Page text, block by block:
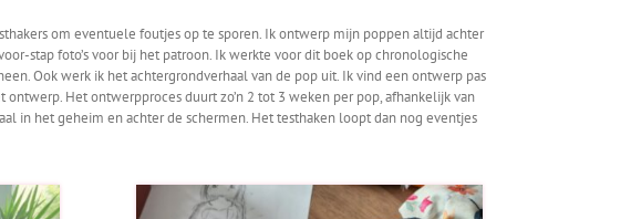
om eventuele foutjes op te sporen. Ik ontwerp mijn poppen altijd achter
stap foto’s voor bij het patroon. Ik werkte voor dit boek op chronologische
Ook werk ik het achtergrondverhaal van de pop uit. Ik vind een ontwerp pas
Het ontwerpproces duurt zo’n 2 tot 3 weken per pop, afhankelijk van
in het geheim en achter de schermen. Het testhaken loopt dan nog eventjes